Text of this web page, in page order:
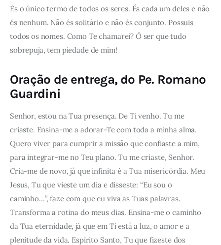
És o único termo de todos os seres. És cada um deles e não
és nenhum. Não és solitário e não és conjunto. Possuis
todos os nomes. Como Te chamarei? Ó ser que tudo
sobrepuja, tem piedade de mim!
Oração de entrega, do Pe. Romano
Guardini
Senhor, estou na Tua presença. De Ti venho. Tu me
criaste. Ensina-me a adorar-Te com toda a minha alma.
Quero viver para cumprir a missão que confiaste a mim,
para integrar-me no Teu plano. Tu me criaste, Senhor.
Cria-me de novo, já que infinita é a Tua misericórdia. Meu
Jesus, Tu que vieste um dia e disseste: “Eu sou o
caminho…”, faze com que eu viva as Tuas palavras.
Transforma a rotina do meus dias. Ensina-me o caminho
da Tua eternidade, já que em Ti está a luz, o amor e a
plenitude da vida. Espírito Santo, Tu que fizeste dos